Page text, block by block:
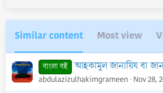
Similar content Most view
বাংলা বই আহকামুল জানায়িয বা
abdulazizulhakimgrameen Nov 28,